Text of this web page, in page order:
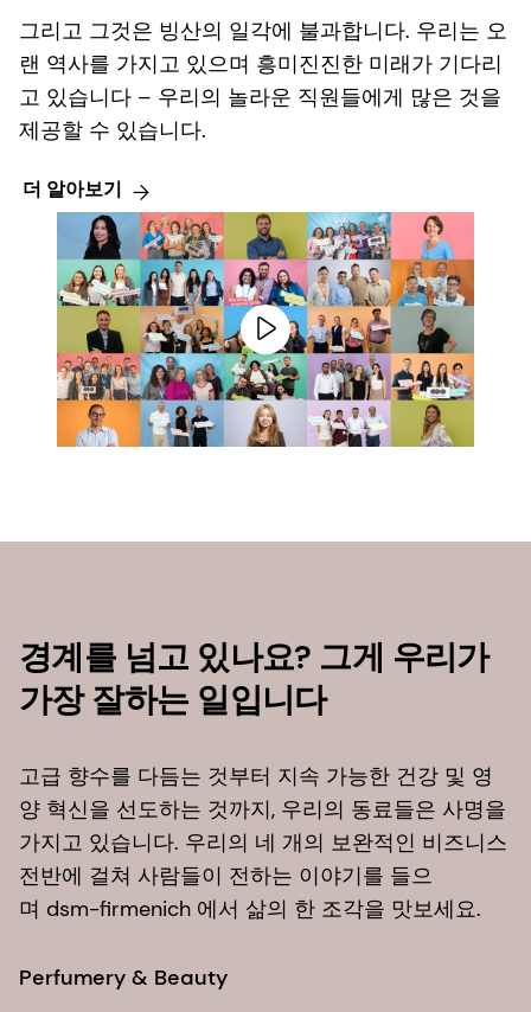
그리고 그것은 빙산의 일각에 불과합니다. 우리는 오
랜 역사를 가지고 있으며 흥미진진한 미래가 기다리
고 있습니다 – 우리의 놀라운 직원들에게 많은 것을
제공할 수 있습니다.
더 알아보기
경계를 넘고 있나요? 그게 우리가
가장 잘하는 일입니다
고급 향수를 다듬는 것부터 지속 가능한 건강 및 영
양 혁신을 선도하는 것까지, 우리의 동료들은 사명을
가지고 있습니다. 우리의 네 개의 보완적인 비즈니스
전반에 걸쳐 사람들이 전하는 이야기를 들으
며 dsm-firmenich 에서 삶의 한 조각을 맛보세요.
Perfumery & Beauty​